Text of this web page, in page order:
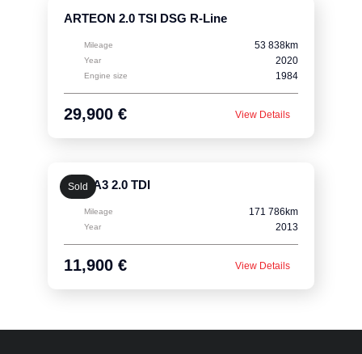
ARTEON 2.0 TSI DSG R-Line
Mileage 53 838km
Year 2020
Engine size 1984
29,900 € View Details
Sold
Audi A3 2.0 TDI
Mileage 171 786km
Year 2013
11,900 € View Details